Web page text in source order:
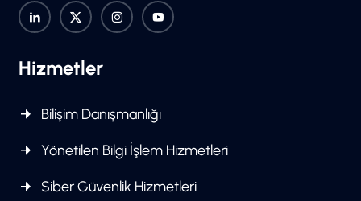
Hizmetler
Bilişim Danışmanlığı
Yönetilen Bilgi İşlem Hizmetleri
Siber Güvenlik Hizmetleri